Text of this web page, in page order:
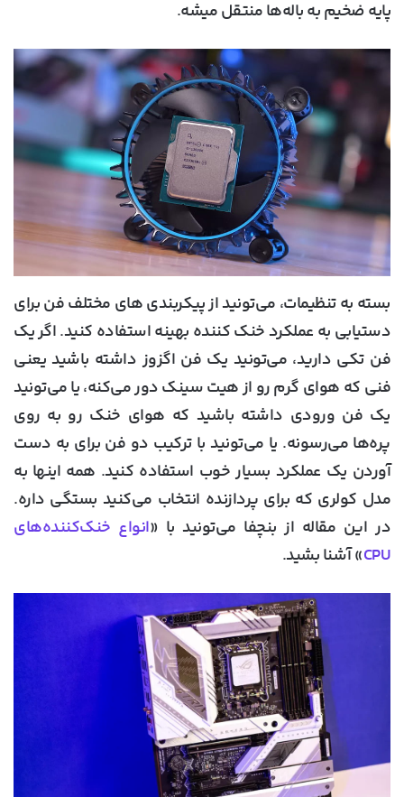
پایه ضخیم به باله‌ها منتقل میشه.
بسته به تنظیمات، می‌تونید از پیکربندی های مختلف فن برای
دستیابی به عملکرد خنک کننده بهینه استفاده کنید. اگر یک
فن تکی دارید، می‌تونید یک فن اگزوز داشته باشید یعنی
فنی که هوای گرم رو از هیت سینک دور می‌کنه، یا می‌تونید
یک فن ورودی داشته باشید که هوای خنک رو به روی
پره‌ها می‌رسونه. یا می‌تونید با ترکیب دو فن برای به دست
آوردن یک عملکرد بسیار خوب استفاده کنید. همه اینها به
مدل کولری که برای پردازنده انتخاب می‌کنید بستگی داره.
در این مقاله از بنچفا می‌تونید با «انواع خنک‌کننده‌های
CPU» آشنا بشید.